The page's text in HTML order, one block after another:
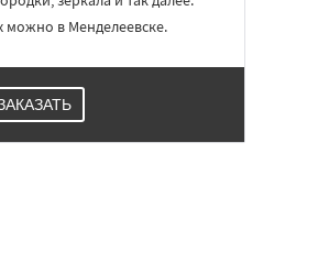
можно в Менделеевске.